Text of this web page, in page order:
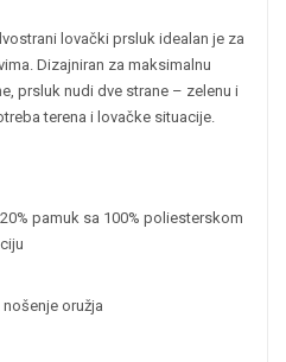
lovački prsluk idealan je za
Dizajniran za maksimalnu
prsluk nudi dve strane – zelenu i
terena i lovačke situacije.
pamuk sa 100% poliesterskom
oružja